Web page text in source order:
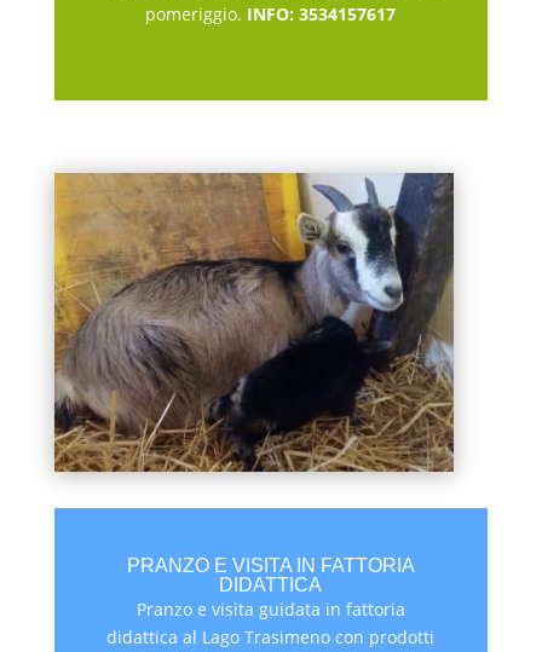
pomeriggio. INFO: 3534157617
PRANZO E VISITA IN FATTORIA
DIDATTICA
Pranzo e visita guidata in fattoria
didattica al Lago Trasimeno con prodotti